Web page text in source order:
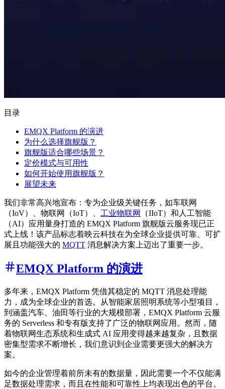
目录
EMQX Platform 的演进
为什么选择旗舰版？
旗舰版适合哪些场景？
定价模式与可用性
如何开始使用旗舰版？
展望未来
我们非常高兴地宣布：专为企业级关键任务，如车联网
（IoV）、物联网（IoT）、 工业物联网
（IIoT）和人工智能
（AI）应用量身打造的 EMQX Platform 旗舰版云服务现已正
式上线！该产品标志着映云科技在为全球企业提供可靠、可扩
展且功能强大的 MQTT 消息解决方案上迈出了重要一步。
EMQX Platform 的演进
多年来，EMQX Platform 凭借其稳定的 MQTT 消息处理能
力，成为全球企业的首选。从智能家居照明系统等小型项目，
到涵盖汽车、油田等行业的大规模部署，EMQX Platform 云服
务的 Serverless 和专有版支持了广泛的物联网应用。然而，随
着物联网生态系统和生成式 AI 应用变得越来越复杂，且数据
密集型需求不断增长，我们意识到企业需要更强大的解决方
案。
如今的企业管理着前所未有的数据量，因此需要一个不仅能满
足数据处理需求，而且在性能和可靠性上均表现出色的平台。